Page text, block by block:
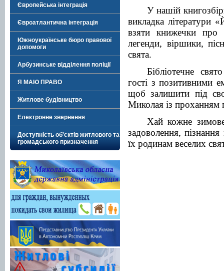
Європейська інтеграція
Євроатлантична інтеграція
Южноукраїнське бюро правової
допомоги
Арбузинське відділення поліції
Я МАЮ ПРАВО
Житлове будівництво
Електронне звернення
Доступність об'єктів житлового та
громадського призначення
У нашій
викладка літератури
взяти книжечки про
легенди, віршики,
свята.
Бібліотечне
гості з позитивними
щоб залишити під
Миколая із
Хай кожне
задоволення,
їх родинам веселих